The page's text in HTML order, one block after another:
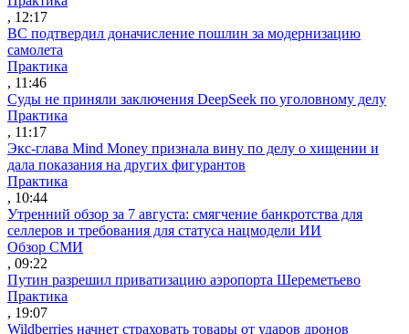
, 12:17
ВС подтвердил доначисление пошлин за модернизацию
самолета
Практика
, 11:46
Суды не приняли заключения DeepSeek по уголовному делу
Практика
, 11:17
Экс-глава Mind Money признала вину по делу о хищении и
дала показания на других фигурантов
Практика
, 10:44
Утренний обзор за 7 августа: смягчение банкротства для
селлеров и требования для статуса нацмодели ИИ
Обзор СМИ
, 09:22
Путин разрешил приватизацию аэропорта Шереметьево
Практика
, 19:07
Wildberries начнет страховать товары от ударов дронов